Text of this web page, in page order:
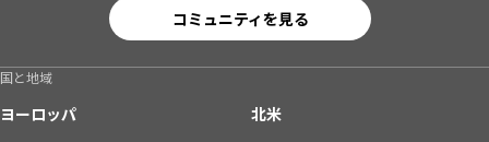
コミュニティを見る
国と地域
ヨーロッパ
北米